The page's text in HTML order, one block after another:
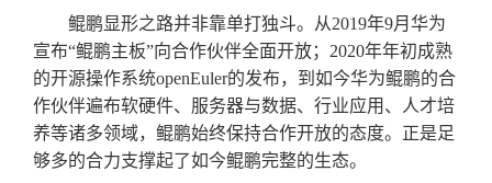
鲲鹏显形之路并非靠单打独斗。从2019年9月华为
宣布“鲲鹏主板”向合作伙伴全面开放；2020年年初成熟
的开源操作系统openEuler的发布，到如今华为鲲鹏的合
作伙伴遍布软硬件、服务器与数据、行业应用、人才培
养等诸多领域，鲲鹏始终保持合作开放的态度。正是足
够多的合力支撑起了如今鲲鹏完整的生态。